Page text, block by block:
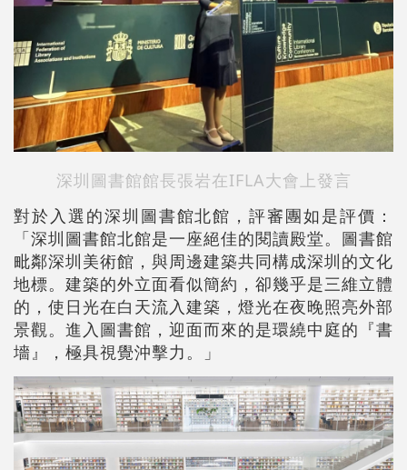
深圳圖書館館長張岩在IFLA大會上發言
對於入選的深圳圖書館北館，評審團如是評價：
「深圳圖書館北館是一座絕佳的閱讀殿堂。圖書館
毗鄰深圳美術館，與周邊建築共同構成深圳的文化
地標。建築的外立面看似簡約，卻幾乎是三維立體
的，使日光在白天流入建築，燈光在夜晚照亮外部
景觀。進入圖書館，迎面而來的是環繞中庭的『書
墻』，極具視覺沖擊力。」